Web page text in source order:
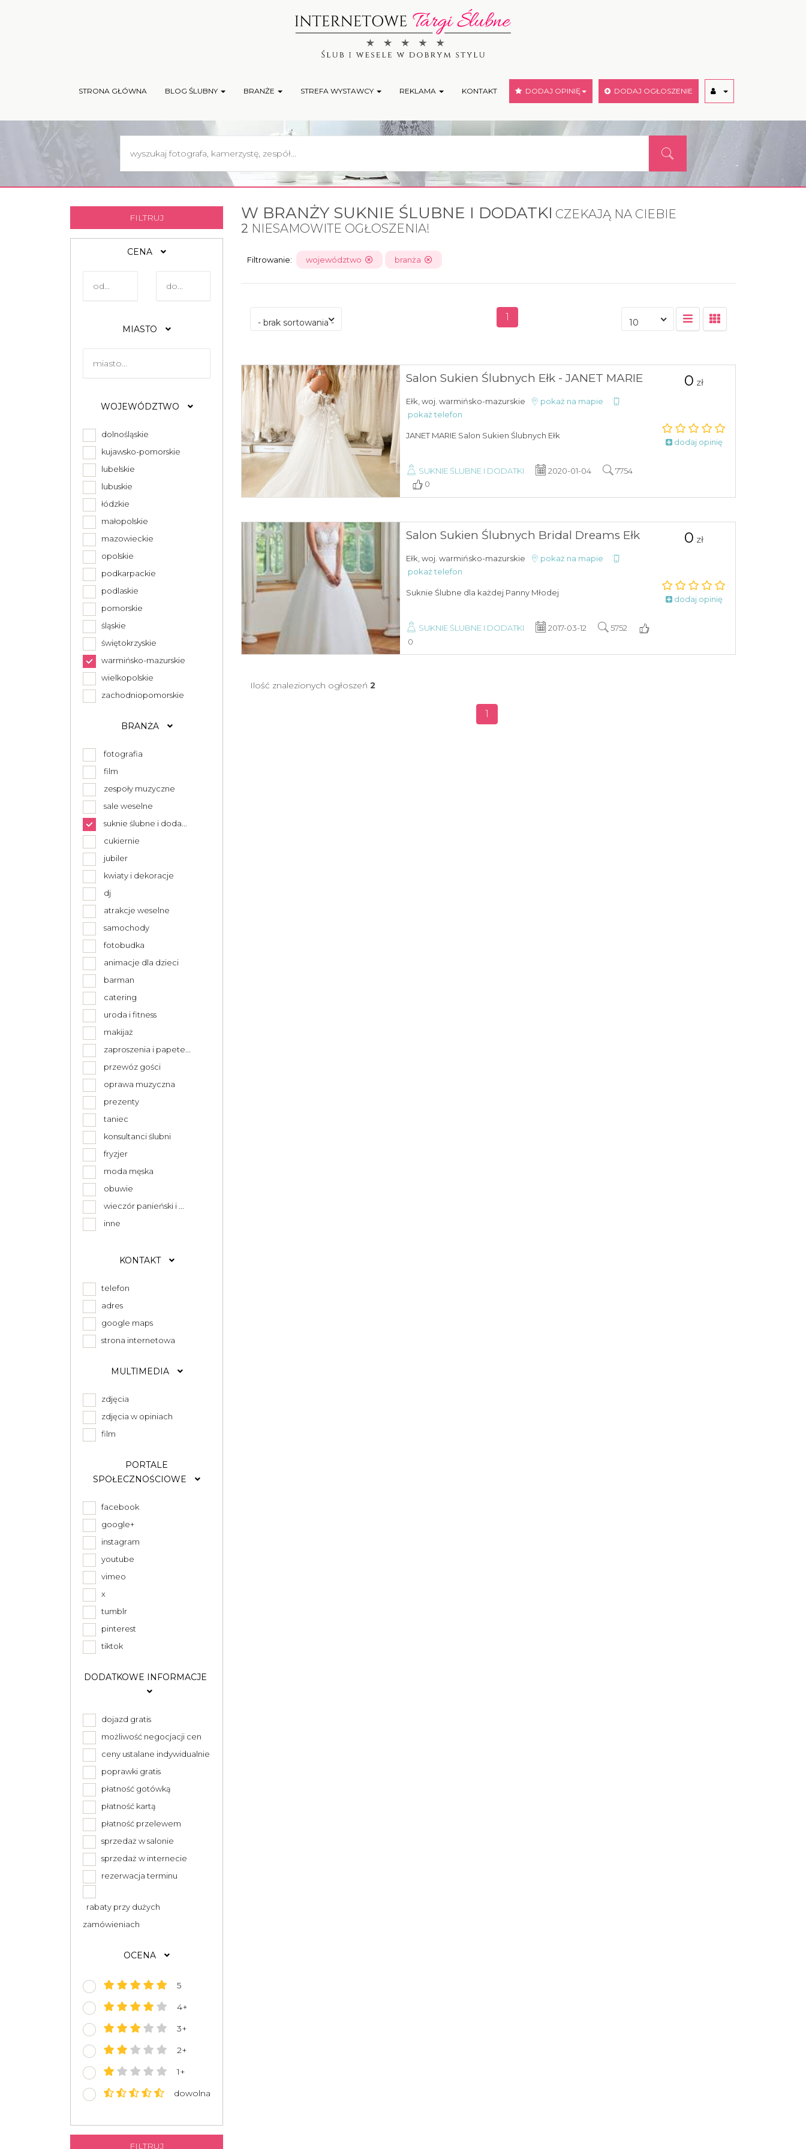
STRONA GŁÓWNA BLOG ŚLUBNY BRANŻE STREFA WYSTAWCY REKLAMA KONTAKT DODAJ OPINIĘ DODAJ OGŁOSZENIE
FILTRUJ
CENA
MIASTO
WOJEWÓDZTWO
dolnośląskie
kujawsko-pomorskie
lubelskie
lubuskie
łódzkie
małopolskie
mazowieckie
opolskie
podkarpackie
podlaskie
pomorskie
śląskie
świętokrzyskie
warmińsko-mazurskie
wielkopolskie
zachodniopomorskie
BRANŻA
fotografia
film
zespoły muzyczne
sale weselne
suknie ślubne i doda...
cukiernie
jubiler
kwiaty i dekoracje
dj
atrakcje weselne
samochody
fotobudka
animacje dla dzieci
barman
catering
uroda i fitness
makijaż
zaproszenia i papete...
przewóz gości
oprawa muzyczna
prezenty
taniec
konsultanci ślubni
fryzjer
moda męska
obuwie
wieczór panieński i ...
inne
KONTAKT
telefon
adres
google maps
strona internetowa
MULTIMEDIA
zdjęcia
zdjęcia w opiniach
film
PORTALE
SPOŁECZNOŚCIOWE
facebook
google+
instagram
youtube
vimeo
x
tumblr
pinterest
tiktok
DODATKOWE INFORMACJE
dojazd gratis
możliwość negocjacji cen
ceny ustalane indywidualnie
poprawki gratis
płatność gotówką
płatność kartą
płatność przelewem
sprzedaż w salonie
sprzedaż w internecie
rezerwacja terminu
rabaty przy dużych
zamówieniach
OCENA
5
4+
3+
2+
1+
dowolna
FILTRUJ
W BRANŻY SUKNIE ŚLUBNE I DODATKI CZEKAJĄ NA CIEBIE
2 NIESAMOWITE OGŁOSZENIA!
Filtrowanie: województwo branża
- brak sortowania - 1 10
Salon Sukien Ślubnych Ełk - JANET MARIE
Ełk, woj. warmińsko-mazurskie
pokaż na mapie
pokaż telefon
JANET MARIE Salon Sukien Ślubnych Ełk
SUKNIE ŚLUBNE I DODATKI 2020-01-04
7754
0
0 zł
dodaj opinię
Salon Sukien Ślubnych Bridal Dreams Ełk
Ełk, woj. warmińsko-mazurskie
pokaż na mapie
pokaż telefon
Suknie Ślubne dla każdej Panny Młodej
SUKNIE ŚLUBNE I DODATKI 2017-03-12
5752
0
0 zł
dodaj opinię
Ilość znalezionych ogłoszeń 2
1